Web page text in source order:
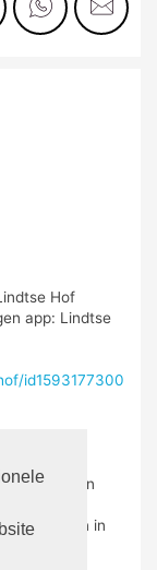
Hof
app: Lindtse
id1593177300
voor iPad en
worden in